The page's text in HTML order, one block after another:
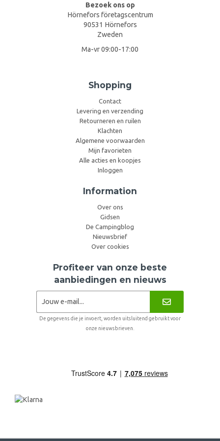
Bezoek ons op
Hörnefors företagscentrum
90531 Hörnefors
Zweden
Ma-vr 09:00-17:00
Shopping
Contact
Levering en verzending
Retourneren en ruilen
Klachten
Algemene voorwaarden
Mijn favorieten
Alle acties en koopjes
Inloggen
Information
Over ons
Gidsen
De Campingblog
Nieuwsbrief
Over cookies
Profiteer van onze beste
aanbiedingen en nieuws
De gegevens die je invoert, worden uitsluitend gebruikt voor
onze nieuwsbrieven.